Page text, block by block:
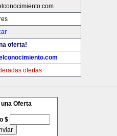
oferta!
ofertas
una Oferta
$